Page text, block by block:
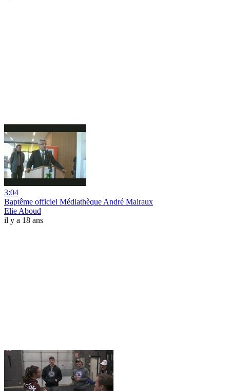
3:04
Baptême officiel Médiathèque André Malraux
Elie Aboud
il y a 18 ans